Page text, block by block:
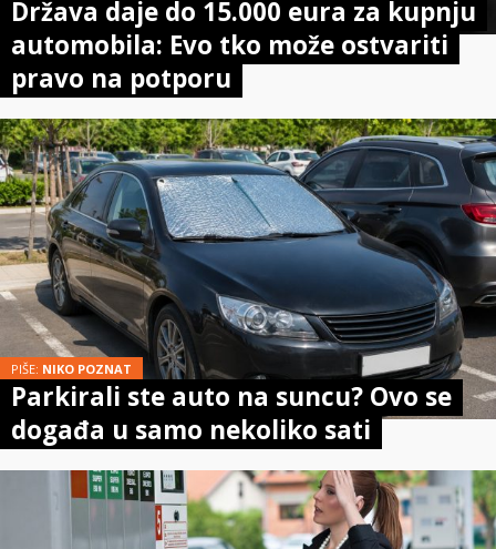
Država daje do 15.000 eura za kupnju
automobila: Evo tko može ostvariti
pravo na potporu
PIŠE: NIKO POZNAT
Parkirali ste auto na suncu? Ovo se
događa u samo nekoliko sati